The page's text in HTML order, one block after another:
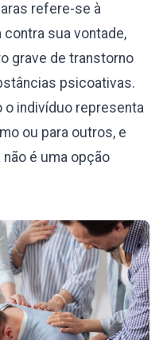
refere-se à
sua vontade,
grave de transtorno
psicoativas.
o indivíduo representa
ou para outros, e
é uma opção